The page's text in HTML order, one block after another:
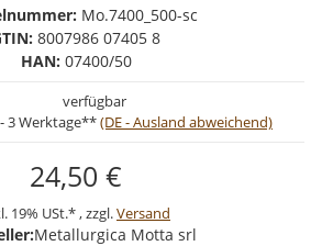
Mo.7400_500-sc
8007986 07405 8
HAN: 07400/50
verfügbar
3 Werktage**(DE - Ausland abweichend)
24,50 €
19% USt.* , zzgl.Versand
Metallurgica Motta srl